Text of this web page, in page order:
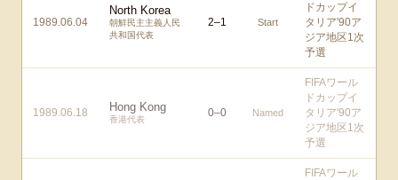
1989.06.04
North Korea
朝鮮民主主義人民
共和国代表
2–1 Start
ドカップイ
タリア'90ア
ジア地区1次
予選
1989.06.18 Hong Kong
香港代表
0–0 Named
FIFAワール
ドカップイ
タリア'90ア
ジア地区1次
予選
FIFAワール